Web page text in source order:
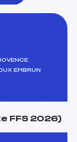
EMBRUN
FFS 2026)